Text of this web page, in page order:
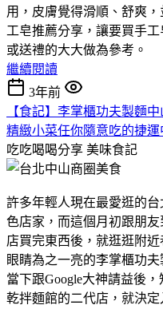
用，皮膚覺得滑順、舒爽
工皂推薦分享，讓要買手
或送禮的大大做為參考。
繼續閱讀
3年前
【食記】李掌櫃功夫製麵
精緻小菜任你隨意吃的捷
吃吃喝喝分享 美味食記
許多年輕人現在最愛逛的
色店家，而這個月初跟朋
店買完東西後，就逛逛附
眼睛為之一亮的李掌櫃功
當下跟Google大神請益後
乾拌麵館的二代店，就決